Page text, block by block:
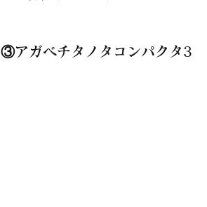
③アガベチタノタコンパクタ3